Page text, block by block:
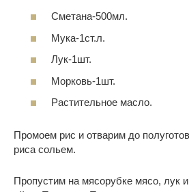
Сметана-500мл.
Мука-1ст.л.
Лук-1шт.
Морковь-1шт.
Растительное масло.
Промоем рис и отварим до
риса сольем.
Пропустим на мясорубке мясо, лук